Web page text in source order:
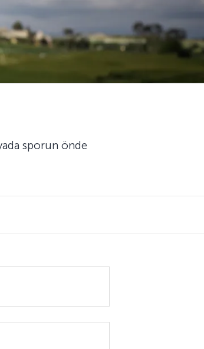
sporun önde